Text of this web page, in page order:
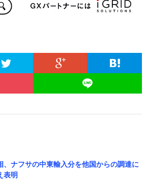
、ナフサの中東輸入分を他国からの調達に
表明